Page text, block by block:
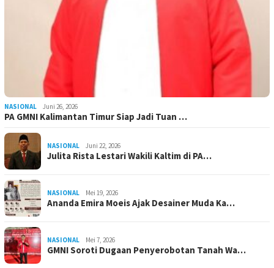
NASIONAL Juni 26, 2026
PA GMNI Kalimantan Timur Siap Jadi Tuan …
NASIONAL Juni 22, 2026
Julita Rista Lestari Wakili Kaltim di PA…
NASIONAL Mei 19, 2026
Ananda Emira Moeis Ajak Desainer Muda Ka…
NASIONAL Mei 7, 2026
GMNI Soroti Dugaan Penyerobotan Tanah Wa…